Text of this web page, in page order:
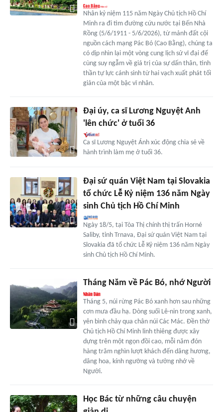
Nhân kỷ niệm 115 năm Ngày Chủ tịch Hồ Chí
Minh ra đi tìm đường cứu nước tại Bến Nhà
Rồng (5/6/1911 - 5/6/2026), từ mảnh đất cội
nguồn cách mạng Pác Bó (Cao Bằng), chúng ta
có dịp nhìn lại một vòng cung lịch sử vĩ đại để
cùng suy ngẫm về giá trị của sự dấn thân, tinh
thần tự lực cánh sinh từ hai vạch xuất phát tối
giản của một bậc vĩ nhân.
Đại úy, ca sĩ Lương Nguyệt Anh
'lên chức' ở tuổi 36
Ca sĩ Lương Nguyệt Ánh xúc động chia sẻ về
hành trình làm mẹ ở tuổi 36.
Đại sứ quán Việt Nam tại Slovakia
tổ chức Lễ Kỷ niệm 136 năm Ngày
sinh Chủ tịch Hồ Chí Minh
Ngày 18/5, tại Tòa Thị chính thị trấn Horné
Saliby, tỉnh Trnava, Đại sứ quán Việt Nam tại
Slovakia đã tổ chức Lễ Kỷ niệm 136 năm Ngày
sinh Chủ tịch Hồ Chí Minh.
Tháng Năm về Pác Bó, nhớ Người
Tháng 5, núi rừng Pác Bó xanh hơn sau những
cơn mưa đầu hạ. Dòng suối Lê-nin trong xanh,
yên bình chảy qua chân núi Các Mác. Đền thờ
Chủ tịch Hồ Chí Minh linh thiêng được xây
dựng trên một ngọn đồi cao, mỗi năm đón
hàng trăm nghìn lượt khách đến dâng hương,
dâng hoa, kính ngưỡng và tưởng nhớ về
Người.
Học Bác từ những câu chuyện